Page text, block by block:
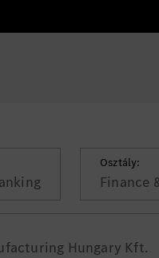
Osztály:
Finance
Hungary Kft.